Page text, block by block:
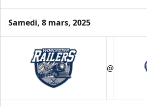
Loge VIP
Espace Prestige
Appel (819) 519-1634
Samedi, 8 mars, 2025
@